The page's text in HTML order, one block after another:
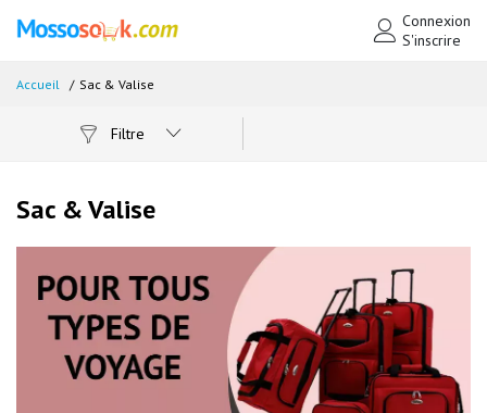
Connexion
S'inscrire
Accueil Sac & Valise
Filtre
Sac & Valise